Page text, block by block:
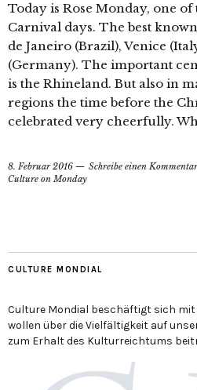
Today is Rose Monday, one
Carnival days. The best
de Janeiro (Brazil), Venice
(Germany). The important
is the Rhineland. But also in
regions the time before the
celebrated very cheerfully.
8. Februar 2016
Schreibe einen Kommentar
Culture on Monday
CULTURE MONDIAL
Culture Mondial beschäftigt sich mit
wollen über die Vielfältigkeit auf
zum Erhalt des Kulturreichtums